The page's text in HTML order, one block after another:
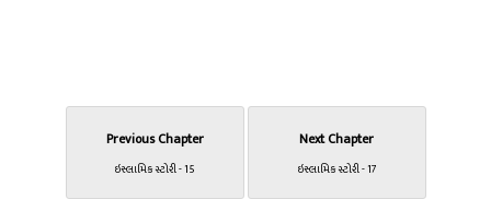
Previous Chapter
ઇસ્લામિક સ્ટોરી - 15
Next Chapter
ઇસ્લામિક સ્ટોરી - 17